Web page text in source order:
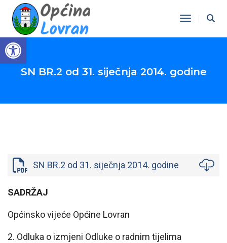
Open toolbar
Toggle
SN BR.2 od 31. siječnja 2014. godine
SN BR.2 od 31. siječnja 2014. godine
SADRŽAJ
Općinsko vijeće Općine Lovran
2. Odluka o izmjeni Odluke o radnim tijelima